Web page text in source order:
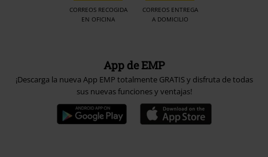
CORREOS RECOGIDA
EN OFICINA
CORREOS ENTREGA
A DOMICILIO
App de EMP
¡Descarga la nueva App EMP totalmente GRATIS y disfruta de todas
sus nuevas funciones y ventajas!